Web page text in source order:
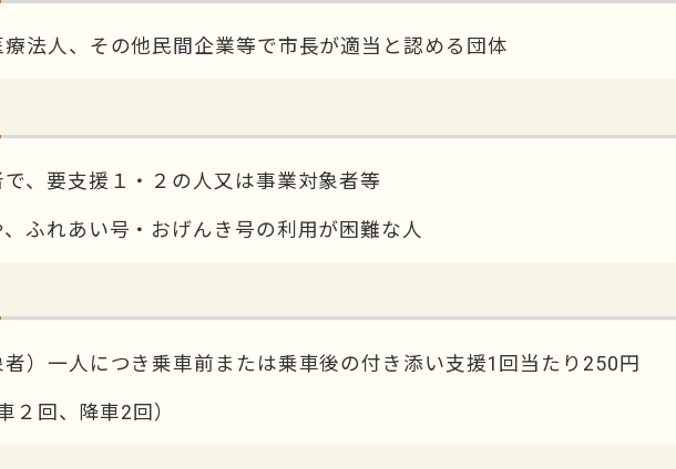
法人、その他民間企業等で市長が適当と認める団体
、要支援１・２の人又は事業対象者等
ふれあい号・おげんき号の利用が困難な人
）一人につき乗車前または乗車後の付き添い支援1回当たり250円
２回、降車2回）